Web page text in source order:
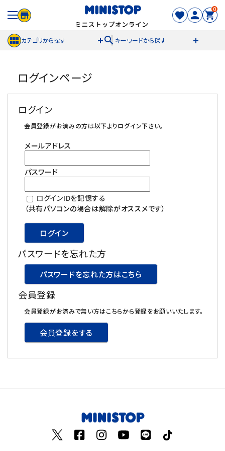
0
カテゴリから探す search キーワードから探す
meeting_room ログイン person 新規登録
セール商品
カテゴリから探す
冷凍食品
スイーツ
お菓子
酒類
日用品
ギフト
ログインページ
ログイン
会員登録がお済みの方は以下よりログイン下さい。
メールアドレス
パスワード
ログインIDを記憶する
（共有パソコンの場合は解除がオススメです）
ログイン
パスワードを忘れた方
パスワードを忘れた方はこちら
会員登録
会員登録がお済みで無い方はこちらから登録をお願いいたします。
会員登録をする